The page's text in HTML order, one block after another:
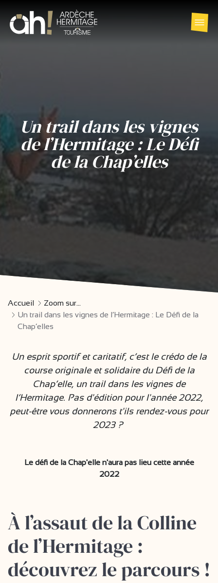
Un trail dans les vignes
de l’Hermitage : Le Défi
de la Chap’elles
Accueil
Zoom sur...
Un trail dans les vignes de l’Hermitage : Le Défi de la
Chap’elles
Un esprit sportif et caritatif, c’est le crédo de la
course originale et solidaire du Défi de la
Chap’elle, un trail dans les vignes de
l’Hermitage. Pas d'édition pour l'année 2022,
peut-être vous donnerons t'ils rendez-vous pour
2023 ?
Le défi de la Chap'elle n'aura pas lieu cette année
2022
À l’assaut de la Colline
de l’Hermitage :
découvrez le parcours !